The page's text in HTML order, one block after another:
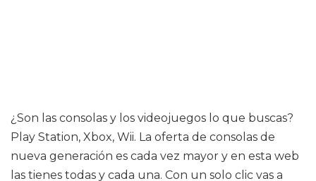
¿Son las consolas y los videojuegos lo que buscas?
Play Station, Xbox, Wii. La oferta de consolas de
nueva generación es cada vez mayor y en esta web
las tienes todas y cada una. Con un solo clic vas a